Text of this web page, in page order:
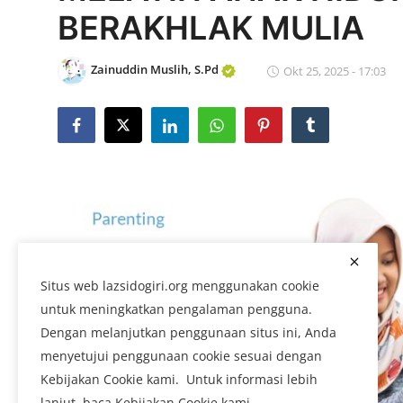
Edukasi ZIS
Contact
Majalah
Gallery
BERAKHLAK MULIA
Zainuddin Muslih, S.Pd Okt 25, 2025 - 17:03
Situs web lazsidogiri.org menggunakan cookie
untuk meningkatkan pengalaman pengguna.
Dengan melanjutkan penggunaan situs ini, Anda
menyetujui penggunaan cookie sesuai dengan
Kebijakan Cookie kami. Untuk informasi lebih